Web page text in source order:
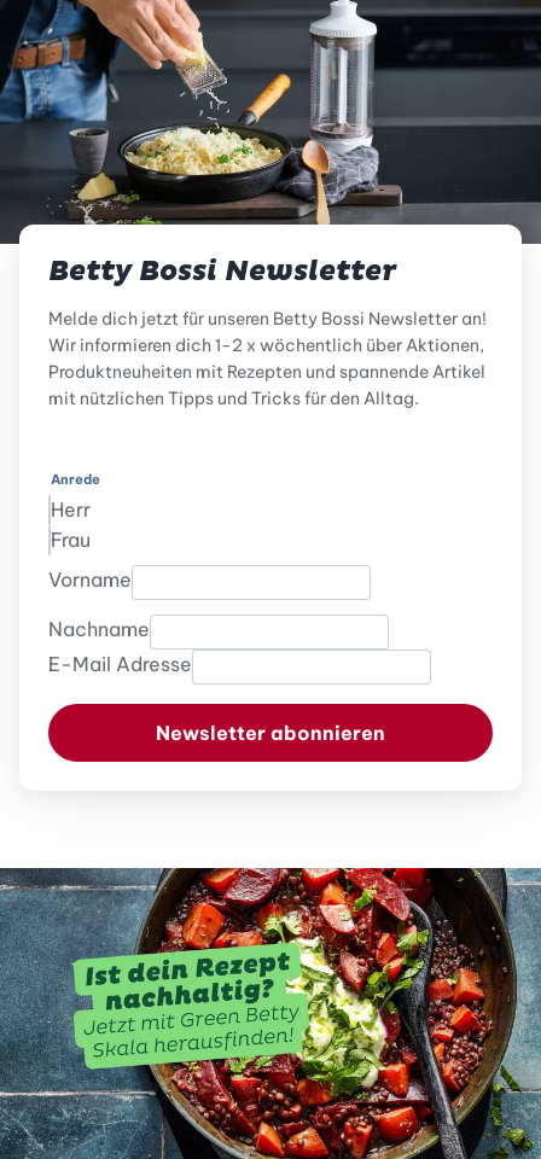
Betty Bossi Newsletter
Melde dich jetzt für unseren Betty Bossi Newsletter an!
Wir informieren dich 1-2 x wöchentlich über Aktionen,
Produktneuheiten mit Rezepten und spannende Artikel
mit nützlichen Tipps und Tricks für den Alltag.
Anrede
Herr
Frau
Vorname
Nachname
E-Mail Adresse
Newsletter abonnieren